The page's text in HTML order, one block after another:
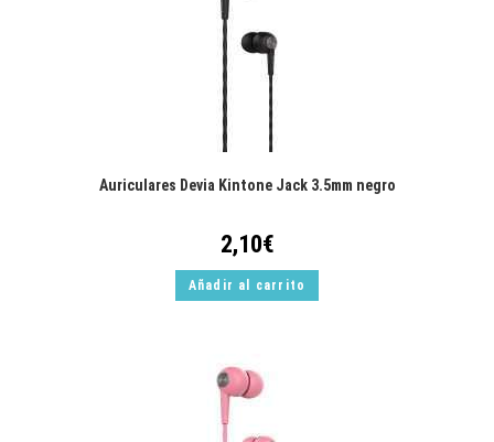
Auriculares Devia Kintone Jack 3.5mm negro
2,10€
Añadir al carrito